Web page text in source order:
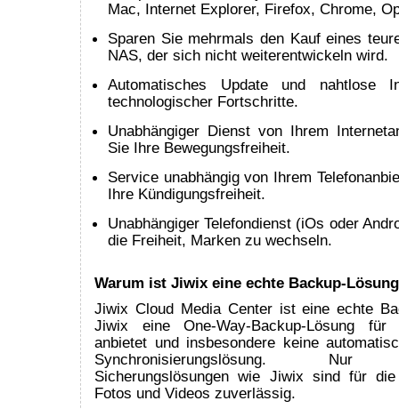
Mac, Internet Explorer, Firefox, Chrome,
Sparen Sie mehrmals den Kauf eines
NAS, der sich nicht weiterentwickeln wird.
Automatisches Update und nahtlose
technologischer Fortschritte.
Unabhängiger Dienst von Ihrem
Sie Ihre Bewegungsfreiheit.
Service unabhängig von Ihrem
Ihre Kündigungsfreiheit.
Unabhängiger Telefondienst (iOs oder
die Freiheit, Marken zu wechseln.
Warum ist Jiwix eine echte Backup-
Jiwix Cloud Media Center ist eine echte
Jiwix eine One-Way-Backup-Lösung für
anbietet und insbesondere keine
Synchronisierungslösung. Nur
Sicherungslösungen wie Jiwix sind für
Fotos und Videos zuverlässig.